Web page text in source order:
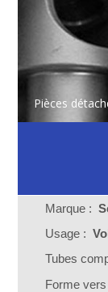
Pièces
Marque :
Usage :
Tubes
Forme